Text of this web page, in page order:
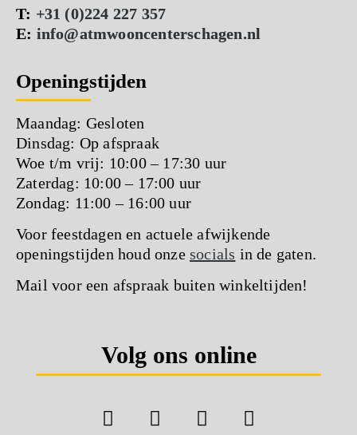
T: +31 (0)224 227 357
E: info@atmwooncenterschagen.nl
Openingstijden
Maandag: Gesloten
Dinsdag: Op afspraak
Woe t/m vrij: 10:00 – 17:30 uur
Zaterdag: 10:00 – 17:00 uur
Zondag: 11:00 – 16:00 uur
Voor feestdagen en actuele afwijkende
openingstijden houd onze socials in de gaten.
Mail voor een afspraak buiten winkeltijden!
Volg ons online